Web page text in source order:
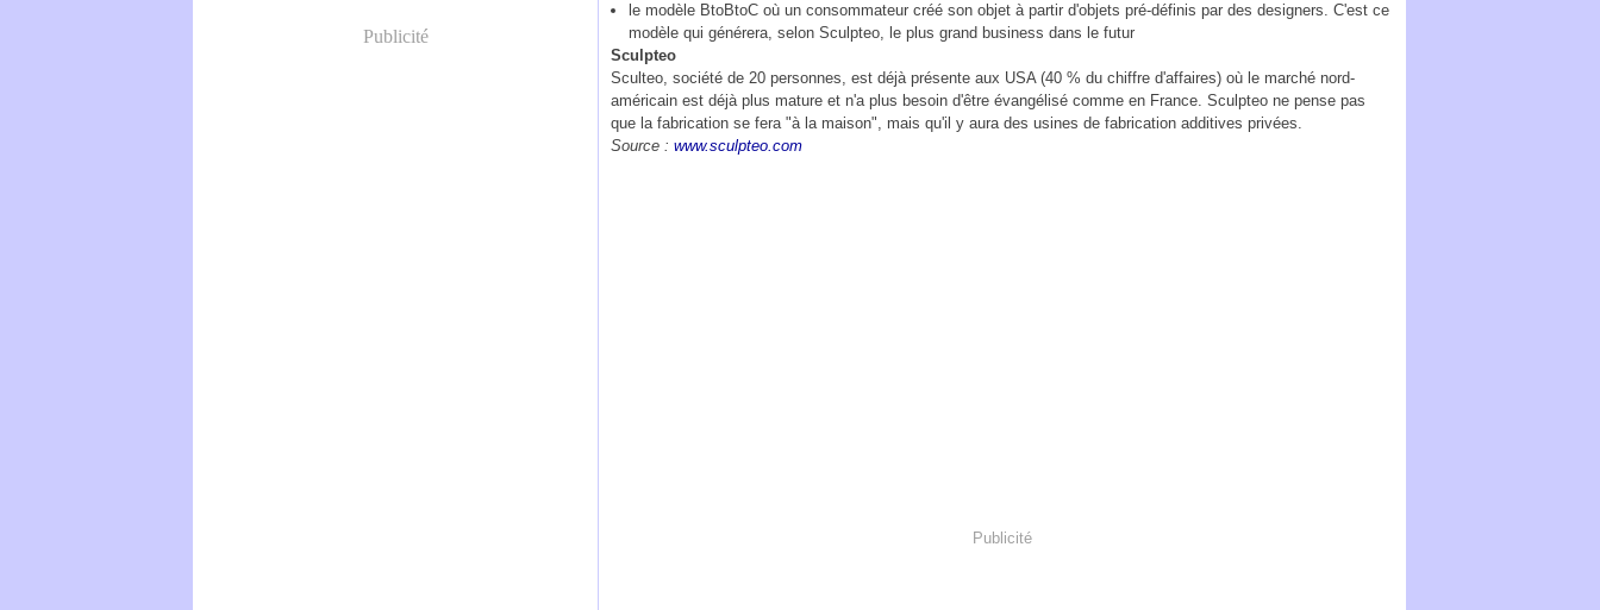
Publicité
le modèle BtoBtoC où un consommateur créé son objet à partir d'objets pré-définis par des designers. C'est ce
modèle qui générera, selon Sculpteo, le plus grand business dans le futur
Sculpteo
Sculteo, société de 20 personnes, est déjà présente aux USA (40 % du chiffre d'affaires) où le marché nord-
américain est déjà plus mature et n'a plus besoin d'être évangélisé comme en France. Sculpteo ne pense pas
que la fabrication se fera "à la maison", mais qu'il y aura des usines de fabrication additives privées.
Source : www.sculpteo.com
Publicité